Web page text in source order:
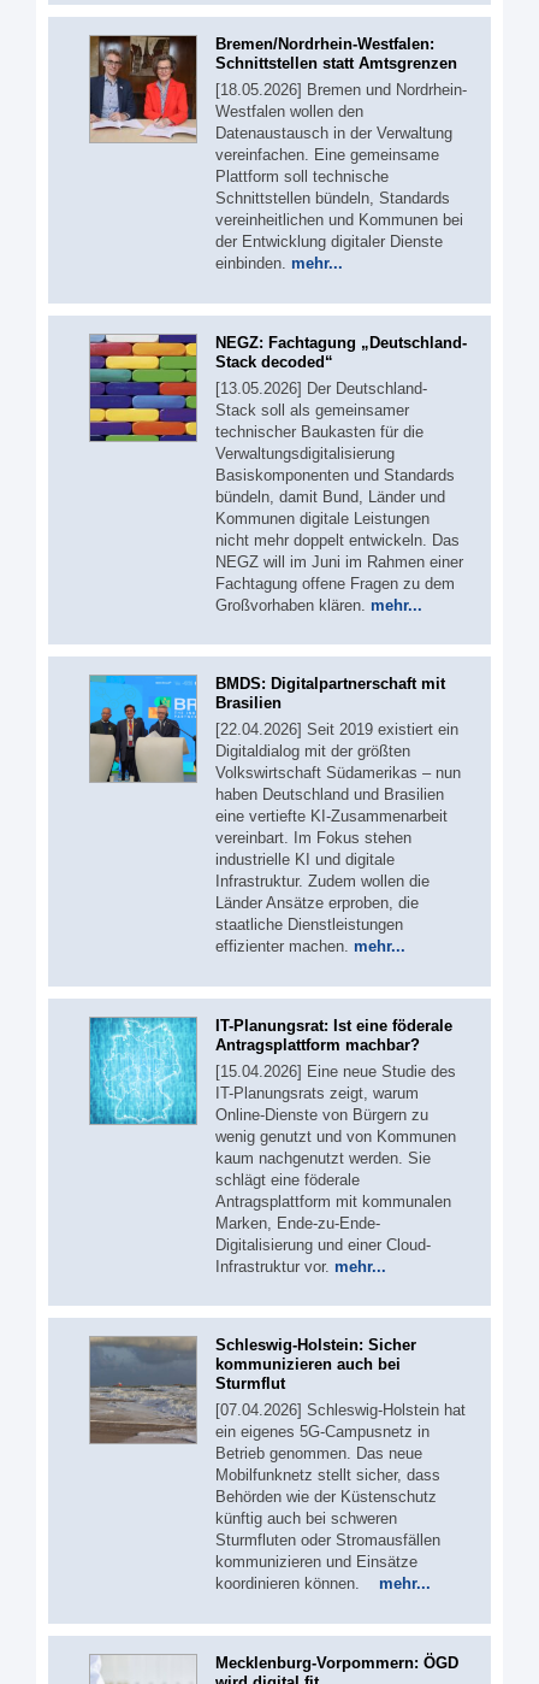
Bremen/Nordrhein-Westfalen:
Schnittstellen statt Amtsgrenzen
[18.05.2026] Bremen und Nordrhein-
Westfalen wollen den
Datenaustausch in der Verwaltung
vereinfachen. Eine gemeinsame
Plattform soll technische
Schnittstellen bündeln, Standards
vereinheitlichen und Kommunen bei
der Entwicklung digitaler Dienste
einbinden. mehr...
NEGZ: Fachtagung „Deutschland-
Stack decoded“
[13.05.2026] Der Deutschland-
Stack soll als gemeinsamer
technischer Baukasten für die
Verwaltungsdigitalisierung
Basiskomponenten und Standards
bündeln, damit Bund, Länder und
Kommunen digitale Leistungen
nicht mehr doppelt entwickeln. Das
NEGZ will im Juni im Rahmen einer
Fachtagung offene Fragen zu dem
Großvorhaben klären. mehr...
BMDS: Digitalpartnerschaft mit
Brasilien
[22.04.2026] Seit 2019 existiert ein
Digitaldialog mit der größten
Volkswirtschaft Südamerikas – nun
haben Deutschland und Brasilien
eine vertiefte KI-Zusammenarbeit
vereinbart. Im Fokus stehen
industrielle KI und digitale
Infrastruktur. Zudem wollen die
Länder Ansätze erproben, die
staatliche Dienstleistungen
effizienter machen. mehr...
IT-Planungsrat: Ist eine föderale
Antragsplattform machbar?
[15.04.2026] Eine neue Studie des
IT-Planungsrats zeigt, warum
Online-Dienste von Bürgern zu
wenig genutzt und von Kommunen
kaum nachgenutzt werden. Sie
schlägt eine föderale
Antragsplattform mit kommunalen
Marken, Ende-zu-Ende-
Digitalisierung und einer Cloud-
Infrastruktur vor. mehr...
Schleswig-Holstein: Sicher
kommunizieren auch bei
Sturmflut
[07.04.2026] Schleswig-Holstein hat
ein eigenes 5G‑Campusnetz in
Betrieb genommen. Das neue
Mobilfunknetz stellt sicher, dass
Behörden wie der Küstenschutz
künftig auch bei schweren
Sturmfluten oder Stromausfällen
kommunizieren und Einsätze
koordinieren können. mehr...
Mecklenburg-Vorpommern: ÖGD